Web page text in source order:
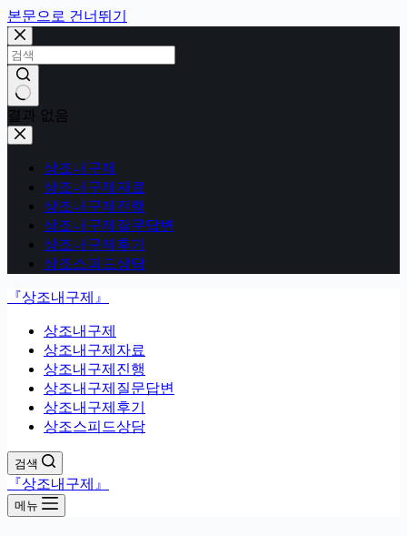
본문으로 건너뛰기
결과 없음
상조내구제
상조내구제자료
상조내구제진행
상조내구제질문답변
상조내구제후기
상조스피드상담
『상조내구제』
상조내구제
상조내구제자료
상조내구제진행
상조내구제질문답변
상조내구제후기
상조스피드상담
검색
『상조내구제』
메뉴